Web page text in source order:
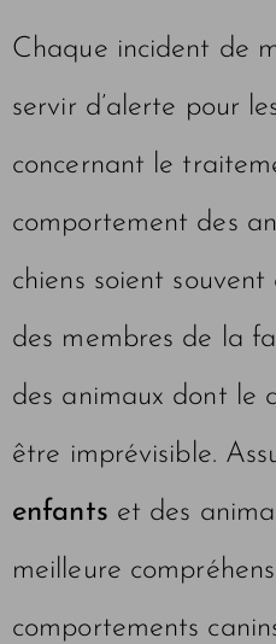
Chaque incident de
servir d’alerte pour
concernant le
comportement des
chiens soient souvent
des membres de la
des animaux dont le
être imprévisible.
enfants et des
meilleure
comportements